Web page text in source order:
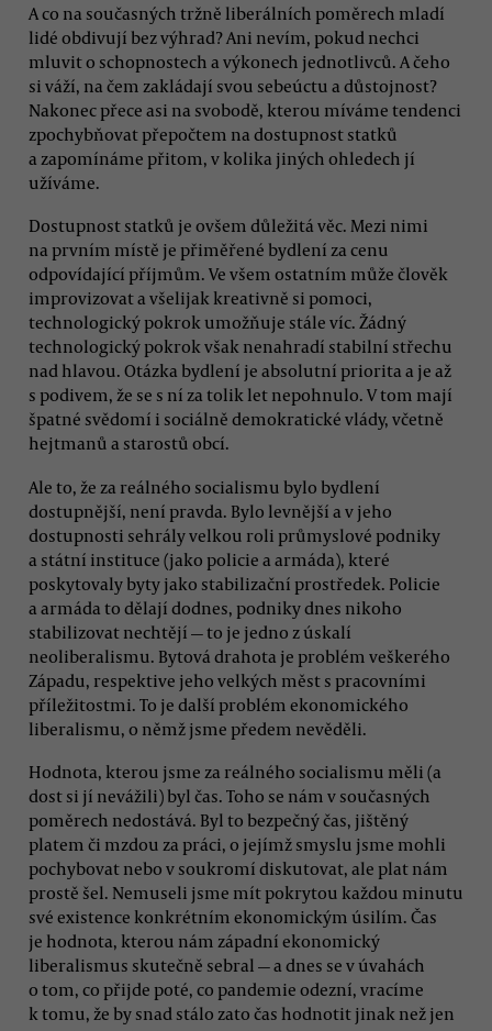
A co na současných tržně liberálních poměrech mladí
lidé obdivují bez výhrad? Ani nevím, pokud nechci
mluvit o schopnostech a výkonech jednotlivců. A čeho
si váží, na čem zakládají svou sebeúctu a důstojnost?
Nakonec přece asi na svobodě, kterou míváme tendenci
zpochybňovat přepočtem na dostupnost statků
a zapomínáme přitom, v kolika jiných ohledech jí
užíváme.
Dostupnost statků je ovšem důležitá věc. Mezi nimi
na prvním místě je přiměřené bydlení za cenu
odpovídající příjmům. Ve všem ostatním může člověk
improvizovat a všelijak kreativně si pomoci,
technologický pokrok umožňuje stále víc. Žádný
technologický pokrok však nenahradí stabilní střechu
nad hlavou. Otázka bydlení je absolutní priorita a je až
s podivem, že se s ní za tolik let nepohnulo. V tom mají
špatné svědomí i sociálně demokratické vlády, včetně
hejtmanů a starostů obcí.
Ale to, že za reálného socialismu bylo bydlení
dostupnější, není pravda. Bylo levnější a v jeho
dostupnosti sehrály velkou roli průmyslové podniky
a státní instituce (jako policie a armáda), které
poskytovaly byty jako stabilizační prostředek. Policie
a armáda to dělají dodnes, podniky dnes nikoho
stabilizovat nechtějí — to je jedno z úskalí
neoliberalismu. Bytová drahota je problém veškerého
Západu, respektive jeho velkých měst s pracovními
příležitostmi. To je další problém ekonomického
liberalismu, o němž jsme předem nevěděli.
Hodnota, kterou jsme za reálného socialismu měli (a
dost si jí nevážili) byl čas. Toho se nám v současných
poměrech nedostává. Byl to bezpečný čas, jištěný
platem či mzdou za práci, o jejímž smyslu jsme mohli
pochybovat nebo v soukromí diskutovat, ale plat nám
prostě šel. Nemuseli jsme mít pokrytou každou minutu
své existence konkrétním ekonomickým úsilím. Čas
je hodnota, kterou nám západní ekonomický
liberalismus skutečně sebral — a dnes se v úvahách
o tom, co přijde poté, co pandemie odezní, vracíme
k tomu, že by snad stálo zato čas hodnotit jinak než jen